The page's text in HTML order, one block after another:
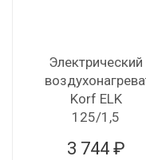
Электрический
Korf ELK
125/1,5
3 744 ₽